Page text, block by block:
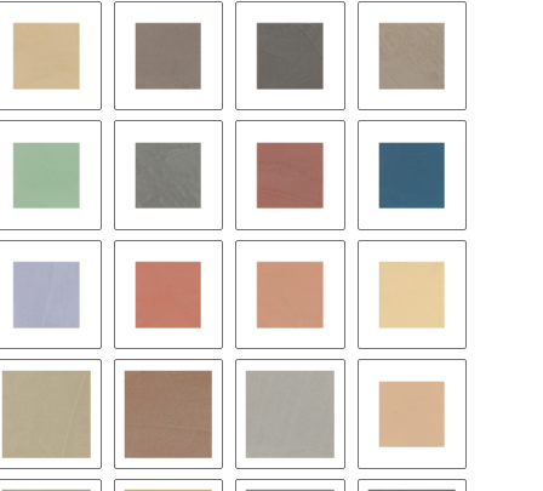
BC03 BC04 BC05 BC06
BC09 BC10 BC11 BC12
BC15 BC16 BC17 BC18
BC21 BC22 BC23 BC24